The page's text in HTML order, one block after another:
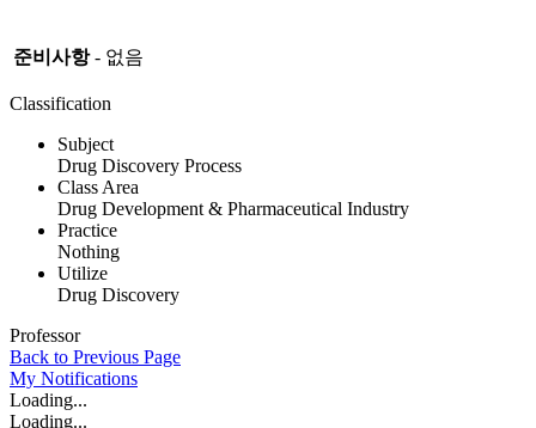
준비사항 - 없음
Classification
Subject
Drug Discovery Process
Class Area
Drug Development & Pharmaceutical Industry
Practice
Nothing
Utilize
Drug Discovery
Professor
Back to Previous Page
My Notifications
Loading...
Loading...